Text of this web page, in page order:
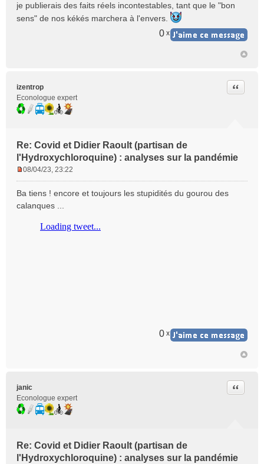
s
s
n
l
u
je publierais des faits réels incontestables, tant que le "bon
sens" de nos kékés marchera à l'envers.
0 x
izentrop
Econologue expert
Re: Covid et Didier Raoult (partisan de
l'Hydroxychloroquine) : analyses sur la pandémie
Citer
s
s
08/04/23, 23:22
Ba tiens ! encore et toujours les stupidités du gourou des
calanques ...
0 x
janic
Econologue expert
Re: Covid et Didier Raoult (partisan de
l'Hydroxychloroquine) : analyses sur la pandémie
Citer